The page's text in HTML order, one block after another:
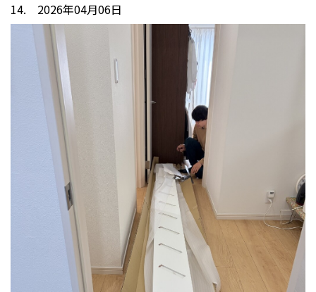
14. 2026年04月06日